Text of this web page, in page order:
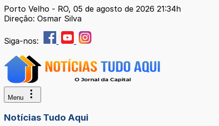
Porto Velho - RO, 05 de agosto de 2026 21:34h
Direção: Osmar Silva
Siga-nos:
Menu
Notícias Tudo Aqui